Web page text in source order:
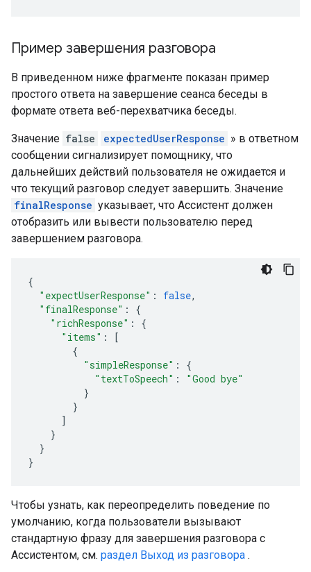
Пример завершения разговора
В приведенном ниже фрагменте показан пример
простого ответа на завершение сеанса беседы в
формате ответа веб-перехватчика беседы.
Значение false expectedUserResponse » в ответном
сообщении сигнализирует помощнику, что
дальнейших действий пользователя не ожидается и
что текущий разговор следует завершить. Значение
finalResponse указывает, что Ассистент должен
отобразить или вывести пользователю перед
завершением разговора.
{
"expectUserResponse" : false,
"finalResponse" :
{
"richResponse" :
{
"items" :
[
{
"simpleResponse" :
{
"textToSpeech" :
"Good bye"
}
}
]
}
}
}
Чтобы узнать, как переопределить поведение по
умолчанию, когда пользователи вызывают
стандартную фразу для завершения разговора с
Ассистентом, см. раздел Выход из разговора .